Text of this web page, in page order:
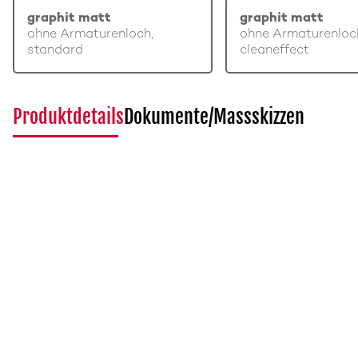
graphit matt
ohne Armaturenloch,
standard
graphit matt
ohne
cleaneffect
ProduktdetailsDokumente/Massskizzen